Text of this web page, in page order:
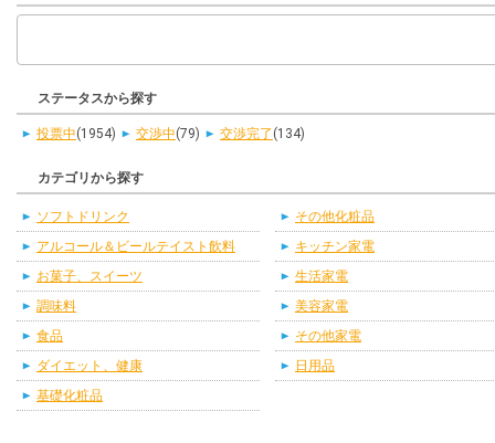
ステータスから探す
投票中(1954) 交渉中(79) 交渉完了 (134)
カテゴリから探す
ソフトドリンク
アルコール＆ビールテイスト飲料
お菓子、スイーツ
調味料
食品
ダイエット、健康
基礎化粧品
その他化粧品
キッチン家電
生活家電
美容家電
その他家電
日用品